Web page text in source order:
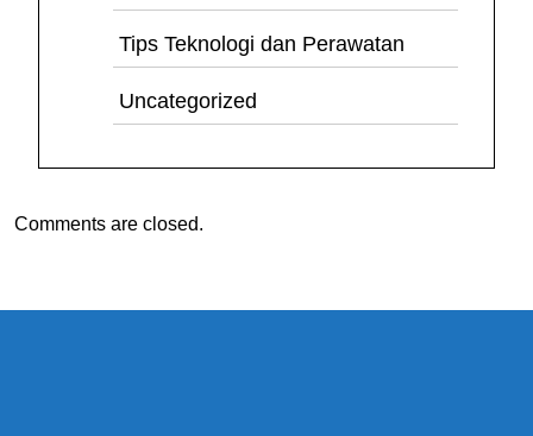
Tips Teknologi dan Perawatan
Uncategorized
Comments are closed.